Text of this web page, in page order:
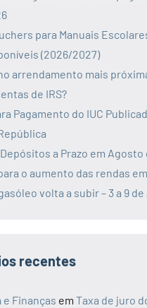
para Manuais
(2026/2027)
arrendamento mais
de IRS?
Pagamento do IUC
a Prazo em Agosto
o aumento das rendas
volta a subir – 3 a 9
recentes
e Finanças em Taxa de juro